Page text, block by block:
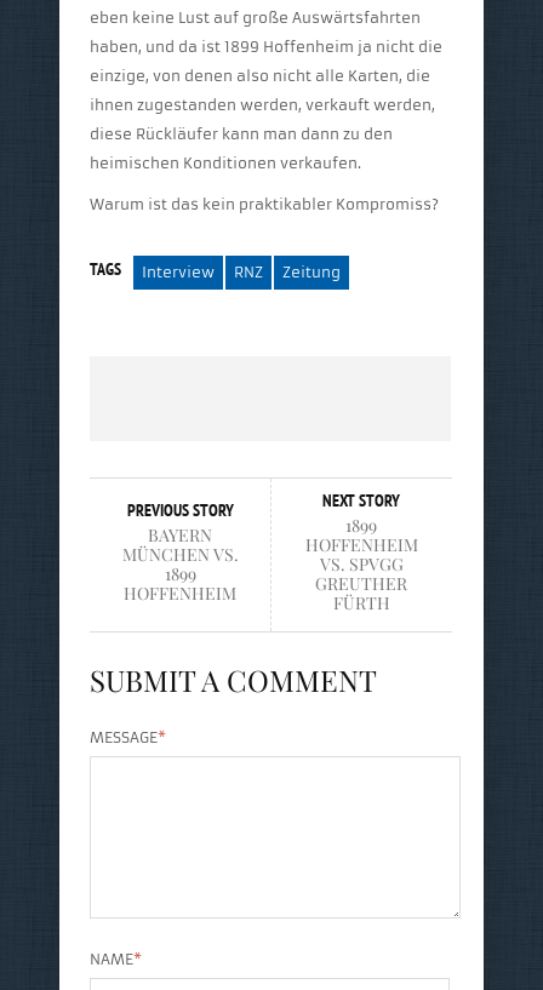
eben keine Lust auf große Auswärtsfahrten
haben, und da ist 1899 Hoffenheim ja nicht die
einzige, von denen also nicht alle Karten, die
ihnen zugestanden werden, verkauft werden,
diese Rückläufer kann man dann zu den
heimischen Konditionen verkaufen.
Warum ist das kein praktikabler Kompromiss?
TAGS Interview RNZ Zeitung
PREVIOUS STORY
BAYERN
MÜNCHEN VS.
1899
HOFFENHEIM
NEXT STORY
1899
HOFFENHEIM
VS. SPVGG
GREUTHER
FÜRTH
SUBMIT A COMMENT
MESSAGE*
NAME*